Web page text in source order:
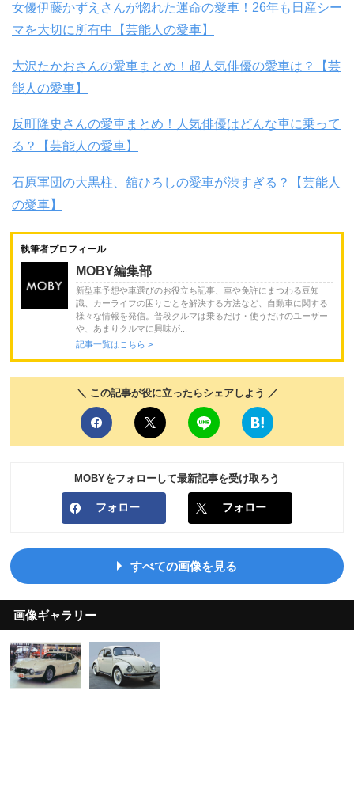
女優伊藤かずえさんが惚れた運命の愛車！26年も日産シー
マを大切に所有中【芸能人の愛車】
大沢たかおさんの愛車まとめ！超人気俳優の愛車は？【芸
能人の愛車】
反町隆史さんの愛車まとめ！人気俳優はどんな車に乗って
る？【芸能人の愛車】
石原軍団の大黒柱、舘ひろしの愛車が渋すぎる？【芸能人
の愛車】
執筆者プロフィール
MOBY編集部
新型車予想や車選びのお役立ち記事、車や免許にまつわる豆知
識、カーライフの困りごとを解決する方法など、自動車に関する
様々な情報を発信。普段クルマは乗るだけ・使うだけのユーザー
や、あまりクルマに興味が...
記事一覧はこちら >
＼ この記事が役に立ったらシェアしよう ／
MOBYをフォローして最新記事を受け取ろう
フォロー フォロー
すべての画像を見る
画像ギャラリー